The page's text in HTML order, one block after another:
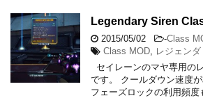
Legendary Siren
2015/05/02 -Class
Class MOD
レジェンダ
セイレーンのマヤ専用の
です。 クールダウン速度
フェーズロックの利用頻